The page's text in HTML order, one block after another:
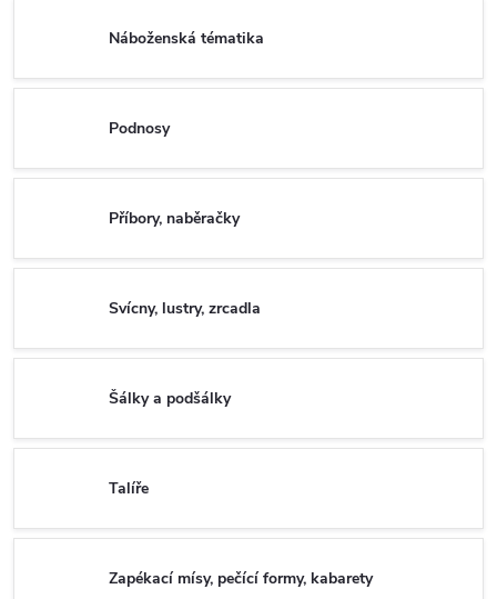
Náboženská tématika
Podnosy
Příbory, naběračky
Svícny, lustry, zrcadla
Šálky a podšálky
Talíře
Zapékací mísy, pečící formy, kabarety